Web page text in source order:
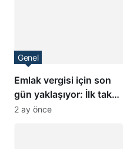
Emlak vergisi için son
gün yaklaşıyor: İlk taksit
ödemeleri 1 Haziran’da
Genel
2 ay önce